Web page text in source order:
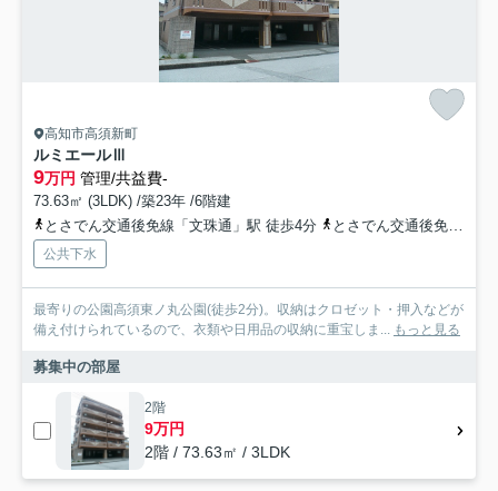
高知市高須新町
ルミエールⅢ
9万円 管理/共益費-
73.63㎡ (3LDK) /築23年 /6階建
とさでん交通後免線「文珠通」駅 徒歩4分
とさでん交通後免線「高須」駅 徒歩5分
公共下水
最寄りの公園高須東ノ丸公園(徒歩2分)。収納はクロゼット・押入などが
備え付けられているので、衣類や日用品の収納に重宝しま... もっと見る
募集中の部屋
2階
9万円
2階 / 73.63㎡ / 3LDK